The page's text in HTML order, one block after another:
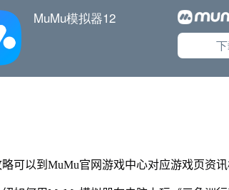
可以到MuMu官网游戏中心对应游戏页资